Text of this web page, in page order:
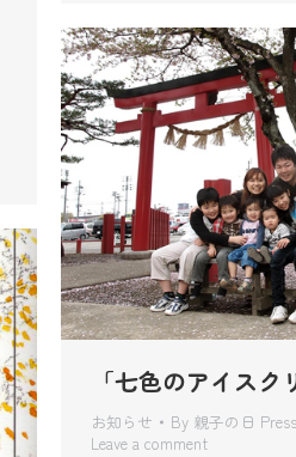
「七色のアイスク
お知らせ By 親子の日 Press
Leave a comment